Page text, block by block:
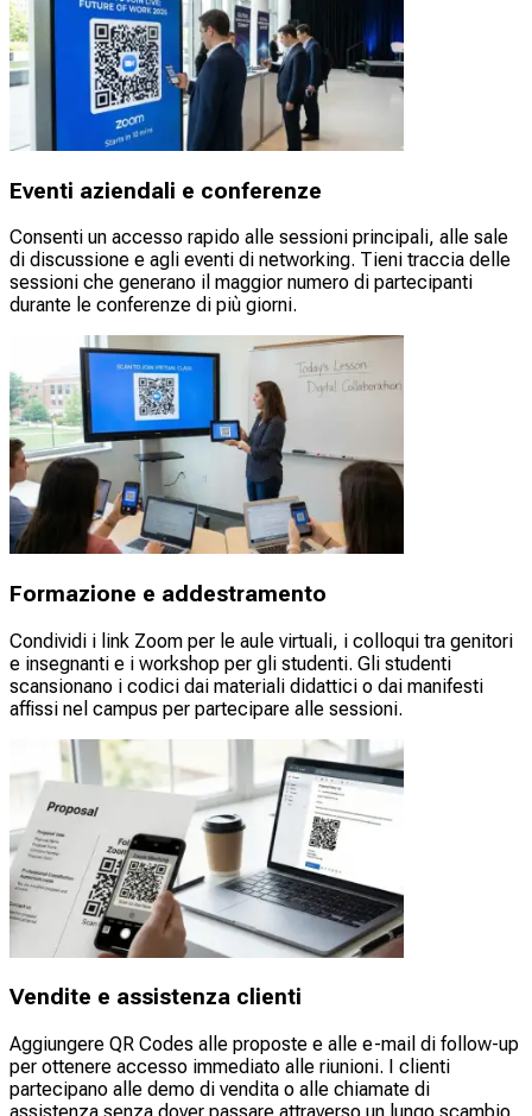
Eventi aziendali e conferenze
Consenti un accesso rapido alle sessioni principali, alle sale
di discussione e agli eventi di networking. Tieni traccia delle
sessioni che generano il maggior numero di partecipanti
durante le conferenze di più giorni.
Formazione e addestramento
Condividi i link Zoom per le aule virtuali, i colloqui tra genitori
e insegnanti e i workshop per gli studenti. Gli studenti
scansionano i codici dai materiali didattici o dai manifesti
affissi nel campus per partecipare alle sessioni.
Vendite e assistenza clienti
Aggiungere QR Codes alle proposte e alle e-mail di follow-up
per ottenere accesso immediato alle riunioni. I clienti
partecipano alle demo di vendita o alle chiamate di